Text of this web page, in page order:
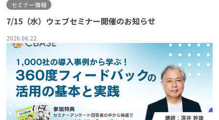
セミナー情報
7/15（水）ウェブセミナー開催のお知らせ
2026.06.22